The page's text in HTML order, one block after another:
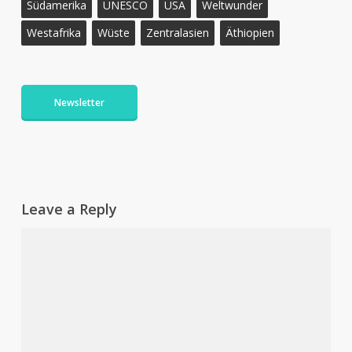
Südamerika UNESCO USA
Weltwunder
Westafrika
Wüste Zentralasien Äthiopien
Newsletter
Leave a Reply